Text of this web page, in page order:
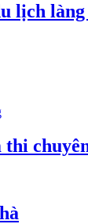
lịch làng